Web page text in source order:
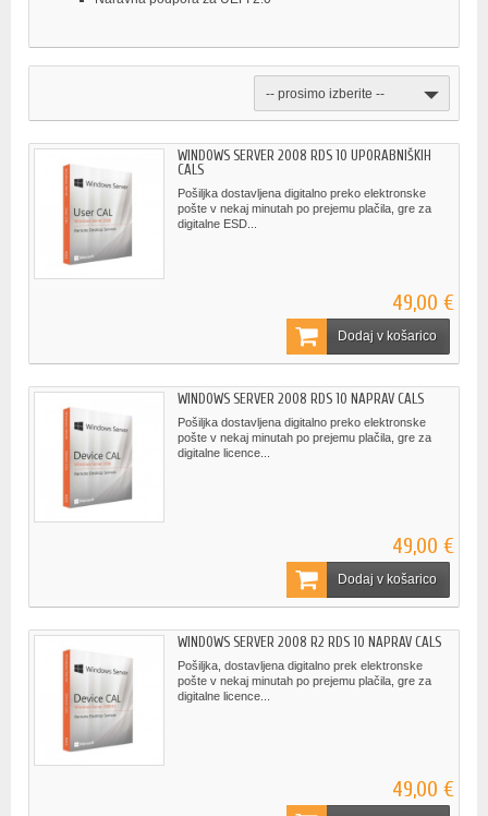
-- prosimo izberite --
WINDOWS SERVER 2008 RDS 10 UPORABNIŠKIH
CALS
Pošiljka dostavljena digitalno preko elektronske
pošte v nekaj minutah po prejemu plačila, gre za
digitalne ESD...
49,00 €
Dodaj v košarico
WINDOWS SERVER 2008 RDS 10 NAPRAV CALS
Pošiljka dostavljena digitalno preko elektronske
pošte v nekaj minutah po prejemu plačila, gre za
digitalne licence...
49,00 €
Dodaj v košarico
WINDOWS SERVER 2008 R2 RDS 10 NAPRAV CALS
Pošiljka, dostavljena digitalno prek elektronske
pošte v nekaj minutah po prejemu plačila, gre za
digitalne licence...
49,00 €